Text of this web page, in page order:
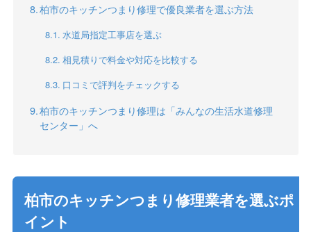
柏市のキッチンつまり修理で優良業者を選ぶ方法
水道局指定工事店を選ぶ
相見積りで料金や対応を比較する
口コミで評判をチェックする
柏市のキッチンつまり修理は「みんなの生活水道修理
センター」へ
柏市のキッチンつまり修理業者を選ぶポ
イント